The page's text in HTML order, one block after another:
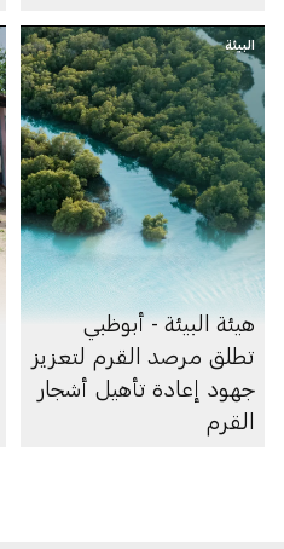
البيئة
هيئة البيئة - أبوظبي
تطلق مرصد القرم لتعزيز
جهود إعادة تأهيل أشجار
القرم